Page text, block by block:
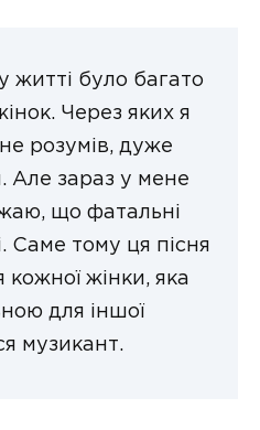
житті було багато
Через яких я
розумів, дуже
Але зараз у мене
що фатальні
Саме тому ця пісня
кожної жінки, яка
для іншої
музикант.